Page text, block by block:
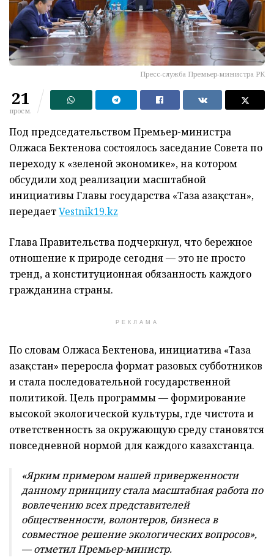
Пресс-служба Премьер-министра РК
21
просм.
Под председательством Премьер-министра
Олжаса Бектенова состоялось заседание Совета по
переходу к «зеленой экономике», на котором
обсудили ход реализации масштабной
инициативы Главы государства «Таза Қазақстан»,
передаетVestnik19.kz
Глава Правительства подчеркнул, что бережное
отношение к природе сегодня — это не просто
тренд, а конституционная обязанность каждого
гражданина страны.
РЕКЛАМА
По словам Олжаса Бектенова, инициатива «Таза
Қазақстан» переросла формат разовых субботников
и стала последовательной государственной
политикой. Цель программы — формирование
высокой экологической культуры, где чистота и
ответственность за окружающую среду становятся
повседневной нормой для каждого казахстанца.
«Ярким примером нашей приверженности
данному принципу стала масштабная работа по
вовлечению всех представителей
общественности, волонтеров, бизнеса в
совместное решение экологических вопросов»,
— отметил Премьер-министр.